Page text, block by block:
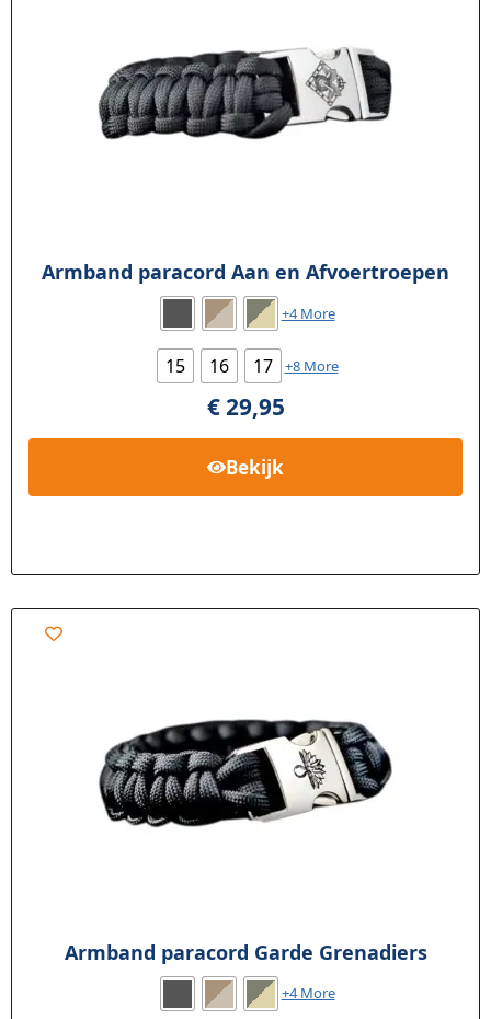
Armband paracord Aan en Afvoertroepen
+4 More
15 16 17 +8 More
€29,95
Bekijk
Armband paracord Garde Grenadiers
+4 More